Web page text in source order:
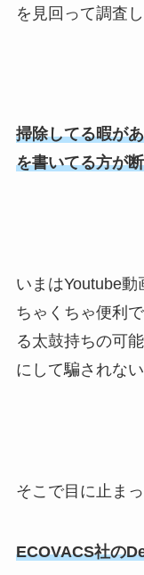
を見回って調査
掃除してる暇が
を書いてる方が
いまはYoutube
ちゃくちゃ便利
る太鼓持ちの可
にして騙されな
そこで目に止ま
ECOVACS社の